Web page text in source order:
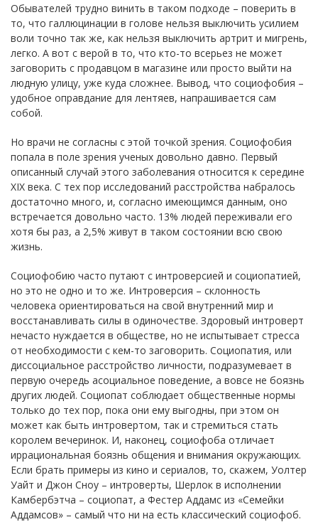
Обывателей трудно винить в таком подходе – поверить в
то, что галлюцинации в голове нельзя выключить усилием
воли точно так же, как нельзя выключить артрит и мигрень,
легко. А вот с верой в то, что кто-то всерьез не может
заговорить с продавцом в магазине или просто выйти на
людную улицу, уже куда сложнее. Вывод, что социофобия –
удобное оправдание для лентяев, напрашивается сам
собой.
Но врачи не согласны с этой точкой зрения. Социофобия
попала в поле зрения ученых довольно давно. Первый
описанный случай этого заболевания относится к середине
XIX века. С тех пор исследований расстройства набралось
достаточно много, и, согласно имеющимся данным, оно
встречается довольно часто. 13% людей переживали его
хотя бы раз, а 2,5% живут в таком состоянии всю свою
жизнь.
Социофобию часто путают с интроверсией и социопатией,
но это не одно и то же. Интроверсия – склонность
человека ориентироваться на свой внутренний мир и
восстанавливать силы в одиночестве. Здоровый интроверт
нечасто нуждается в обществе, но не испытывает стресса
от необходимости с кем-то заговорить. Социопатия, или
диссоциальное расстройство личности, подразумевает в
первую очередь асоциальное поведение, а вовсе не боязнь
других людей. Социопат соблюдает общественные нормы
только до тех пор, пока они ему выгодны, при этом он
может как быть интровертом, так и стремиться стать
королем вечеринок. И, наконец, социофоба отличает
иррациональная боязнь общения и внимания окружающих.
Если брать примеры из кино и сериалов, то, скажем, Уолтер
Уайт и Джон Сноу – интроверты, Шерлок в исполнении
Камбербэтча – социопат, а Фестер Аддамс из «Семейки
Аддамсов» – самый что ни на есть классический социофоб.